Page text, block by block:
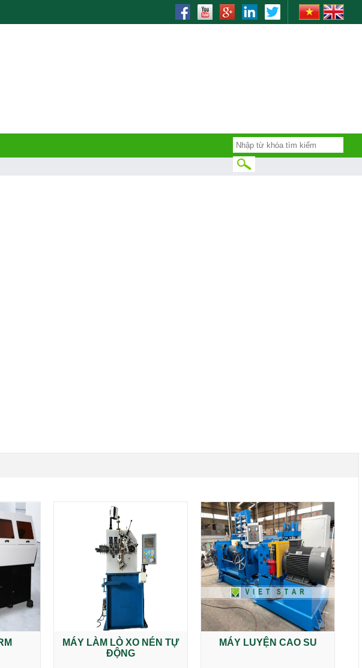
khoan, drill, mài, grinding, bending, lò xo, nhiet luyen, quenching, tube making machine,
MÁY LÀM LÒ XO NÉN TỰ
ĐỘNG
MÁY LUYỆN CAO SU